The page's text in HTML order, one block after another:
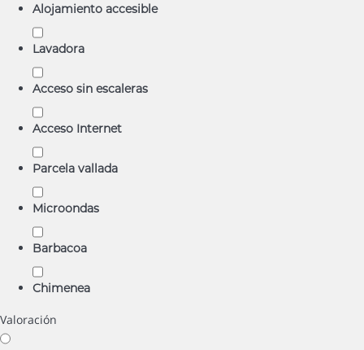
Alojamiento accesible
Lavadora
Acceso sin escaleras
Acceso Internet
Parcela vallada
Microondas
Barbacoa
Chimenea
Valoración